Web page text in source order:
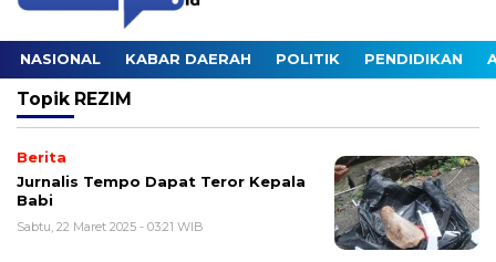
NASIONAL KABAR DAERAH POLITIK PENDIDIKAN
Topik REZIM
Berita
Jurnalis Tempo Dapat Teror Kepala
Babi
Sabtu, 22 Maret 2025 - 03:21 WIB